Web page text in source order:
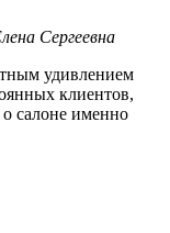
Сергеевна
удивлением
клиентов,
салоне именно